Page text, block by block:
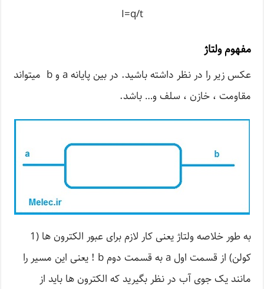
I=q/t
مفهوم ولتاژ
عکس زیر را در نظر داشته باشید. در بین پایانه a و b میتواند
مقاومت ، خازن ، سلف و… باشد.
به طور خلاصه ولتاژ یعنی کار لازم برای عبور الکترون ها (1
کولن) از قسمت اول a به قسمت دوم b ! یعنی این مسیر را
مانند یک جوی آب در نظر بگیرید که الکترون ها باید از